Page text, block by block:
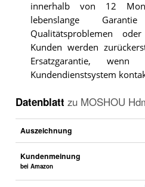
innerhalb von 12
lebenslange
Qualitätsproblemen
Kunden werden
Ersatzgarantie,
Kundendienstsystem
Datenblatt zu MOSHOU
Auszeichnung
Kundenmeinung
bei Amazon